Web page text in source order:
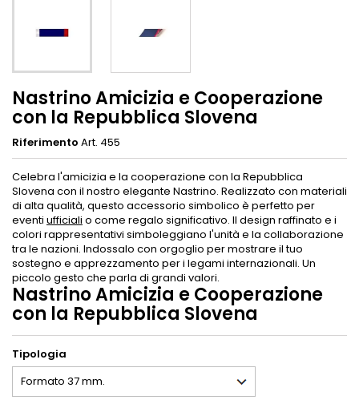
Nastrino Amicizia e Cooperazione
con la Repubblica Slovena
Riferimento Art. 455
Celebra l'amicizia e la cooperazione con la Repubblica
Slovena con il nostro elegante Nastrino. Realizzato con materiali
di alta qualità, questo accessorio simbolico è perfetto per
eventi ufficiali o come regalo significativo. Il design raffinato e i
colori rappresentativi simboleggiano l'unità e la collaborazione
tra le nazioni. Indossalo con orgoglio per mostrare il tuo
sostegno e apprezzamento per i legami internazionali. Un
piccolo gesto che parla di grandi valori.
Nastrino Amicizia e Cooperazione
con la Repubblica Slovena
Tipologia